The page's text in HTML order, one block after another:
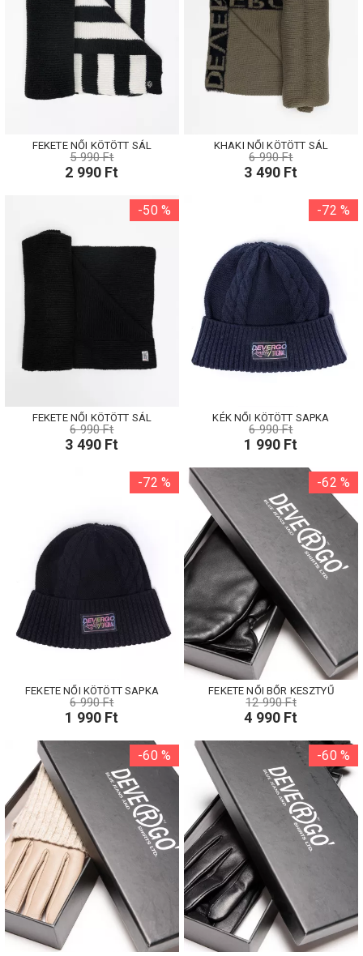
FEKETE NŐI KÖTÖTT SÁL
5 990 Ft
2 990 Ft
KHAKI NŐI KÖTÖTT SÁL
6 990 Ft
3 490 Ft
-50 %
FEKETE NŐI KÖTÖTT SÁL
6 990 Ft
3 490 Ft
-72 %
KÉK NŐI KÖTÖTT SAPKA
6 990 Ft
1 990 Ft
-72 %
FEKETE NŐI KÖTÖTT SAPKA
6 990 Ft
1 990 Ft
-62 %
FEKETE NŐI BŐR KESZTYŰ
12 990 Ft
4 990 Ft
-60 % -60 %